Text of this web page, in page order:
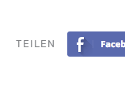
TEILEN